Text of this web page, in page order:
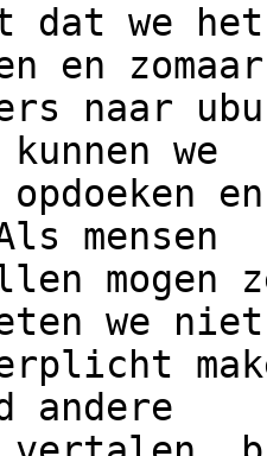
we het
en zomaar
naar
we
mensen
mogen
we niet
andere